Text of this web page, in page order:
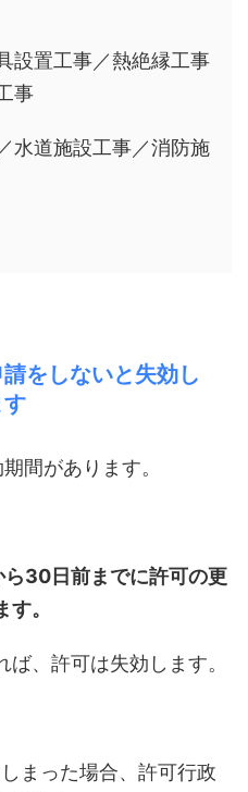
設置工事／熱絶縁工事
事
水道施設工事／消防施
をしないと失効し
す
間があります。
30日前までに許可の更
。
、許可は失効します。
まった場合、許可行政